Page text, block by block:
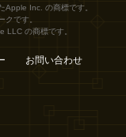
Inc. の商標です。
です。
LLC の商標です。
お問い合わせ